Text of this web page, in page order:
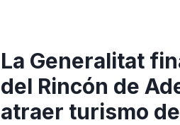
La Generalitat
del Rincón de
atraer turismo